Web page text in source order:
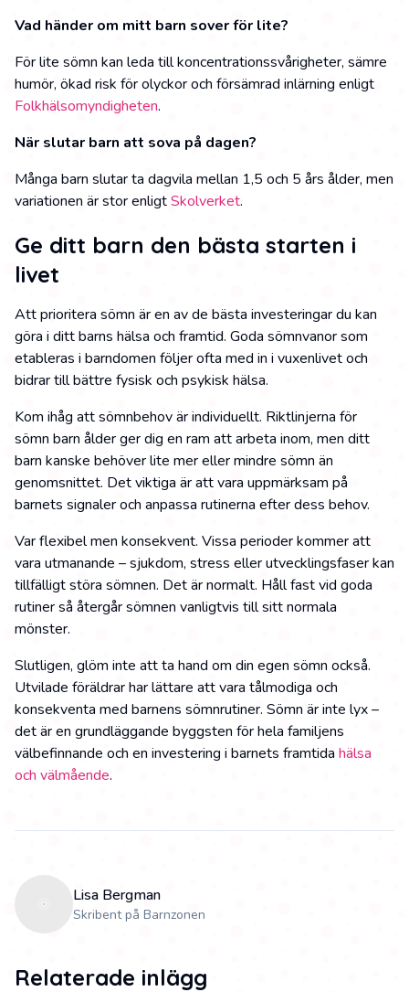
Vad händer om mitt barn sover för lite?
För lite sömn kan leda till koncentrationssvårigheter, sämre
humör, ökad risk för olyckor och försämrad inlärning enligt
Folkhälsomyndigheten.
När slutar barn att sova på dagen?
Många barn slutar ta dagvila mellan 1,5 och 5 års ålder, men
variationen är stor enligtSkolverket.
Ge ditt barn den bästa starten i
livet
Att prioritera sömn är en av de bästa investeringar du kan
göra i ditt barns hälsa och framtid. Goda sömnvanor som
etableras i barndomen följer ofta med in i vuxenlivet och
bidrar till bättre fysisk och psykisk hälsa.
Kom ihåg att sömnbehov är individuellt. Riktlinjerna för
sömn barn ålder ger dig en ram att arbeta inom, men ditt
barn kanske behöver lite mer eller mindre sömn än
genomsnittet. Det viktiga är att vara uppmärksam på
barnets signaler och anpassa rutinerna efter dess behov.
Var flexibel men konsekvent. Vissa perioder kommer att
vara utmanande – sjukdom, stress eller utvecklingsfaser kan
tillfälligt störa sömnen. Det är normalt. Håll fast vid goda
rutiner så återgår sömnen vanligtvis till sitt normala
mönster.
Slutligen, glöm inte att ta hand om din egen sömn också.
Utvilade föräldrar har lättare att vara tålmodiga och
konsekventa med barnens sömnrutiner. Sömn är inte lyx –
det är en grundläggande byggsten för hela familjens
välbefinnande och en investering i barnets framtida hälsa
och välmående.
Lisa Bergman
Skribent på Barnzonen
Relaterade inlägg